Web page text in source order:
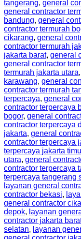
tangerang, general
general contractor
bandung, general
contractor termurah
cikarang, general
contractor termurah
jakarta barat, general
general contractor
termurah jakarta utara,
karawang, general
contractor termurah
terpercaya, general
contractor terpercaya
bogor, general
contractor terpercaya
jakarta, general
contractor terpercaya
terpercaya jakarta
utara, general
contractor terpercaya
terpercaya tangerang
layanan general
contractor bekasi,
general contractor
depok, layanan
contractor jakarta
selatan, layanan